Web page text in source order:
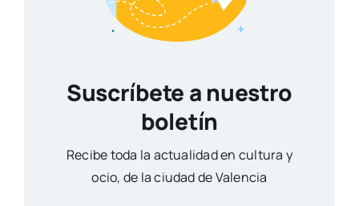
Suscríbete a nuestro
boletín
Reci­be toda la actua­li­dad en cul­tu­ra y
ocio, de la ciu­dad de Valen­cia